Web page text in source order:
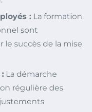
: La formation
sont
le succès de la mise
La démarche
régulière des